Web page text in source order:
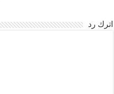
اترك رد